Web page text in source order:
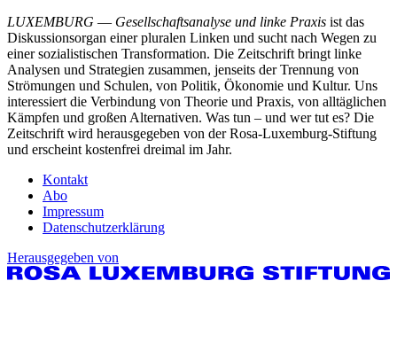
LUXEMBURG — Gesellschaftsanalyse und linke Praxis ist das
Diskussionsorgan einer pluralen Linken und sucht nach Wegen zu
einer sozialistischen Transformation. Die Zeitschrift bringt linke
Analysen und Strategien zusammen, jenseits der Trennung von
Strömungen und Schulen, von Politik, Ökonomie und Kultur. Uns
interessiert die Verbindung von Theorie und Praxis, von alltäglichen
Kämpfen und großen Alternativen. Was tun – und wer tut es? Die
Zeitschrift wird herausgegeben von der Rosa-Luxemburg-Stiftung
und erscheint kostenfrei dreimal im Jahr.
Kontakt
Abo
Impressum
Datenschutzerklärung
Herausgegeben von